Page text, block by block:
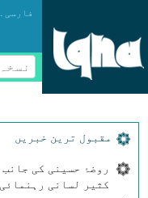
فارسی .
مقبول ترین خبریں
روضۂ حسینی کی
کثیر لسانی